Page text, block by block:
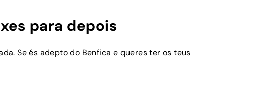
para depois
Se és adepto do Benfica e queres ter os teus